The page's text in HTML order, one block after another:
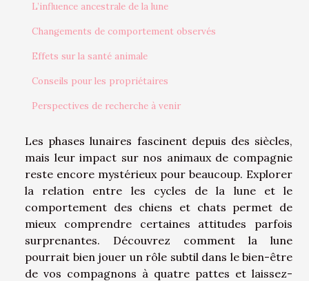
L’influence ancestrale de la lune
Changements de comportement observés
Effets sur la santé animale
Conseils pour les propriétaires
Perspectives de recherche à venir
Les phases lunaires fascinent depuis des siècles,
mais leur impact sur nos animaux de compagnie
reste encore mystérieux pour beaucoup. Explorer
la relation entre les cycles de la lune et le
comportement des chiens et chats permet de
mieux comprendre certaines attitudes parfois
surprenantes. Découvrez comment la lune
pourrait bien jouer un rôle subtil dans le bien-être
de vos compagnons à quatre pattes et laissez-